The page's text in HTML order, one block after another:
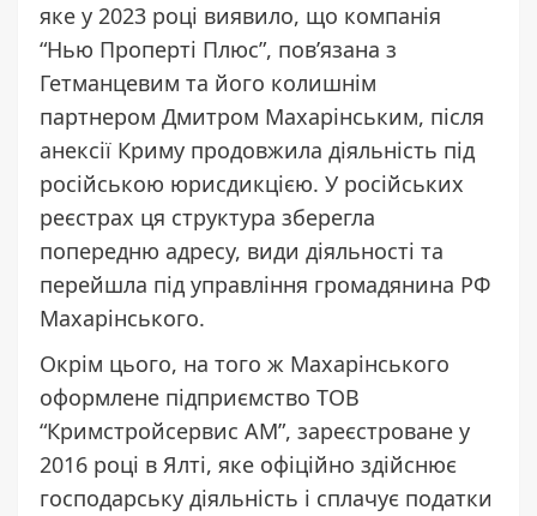
яке у 2023 році виявило, що компанія
“Нью Проперті Плюс”, пов’язана з
Гетманцевим та його колишнім
партнером Дмитром Махарінським, після
анексії Криму продовжила діяльність під
російською юрисдикцією. У російських
реєстрах ця структура зберегла
попередню адресу, види діяльності та
перейшла під управління громадянина РФ
Махарінського.
Окрім цього, на того ж Махарінського
оформлене підприємство ТОВ
“Кримстройсервис АМ”, зареєстроване у
2016 році в Ялті, яке офіційно здійснює
господарську діяльність і сплачує податки